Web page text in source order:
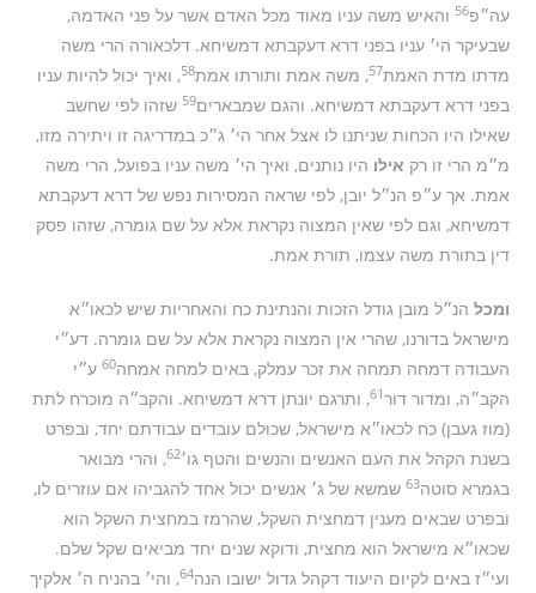
עה״פ56 והאיש משה עניו מאוד מכל האדם אשר על פני האדמה,
שבעיקר הי׳ עניו בפני דרא דעקבתא דמשיחא. דלכאורה הרי משה
מדתו מדת האמת57, משה אמת ותורתו אמת58, ואיך יכול להיות עניו
בפני דרא דעקבתא דמשיחא. והגם שמבארים59 שזהו לפי שחשב
שאילו היו הכחות שניתנו לו אצל אחר הי׳ ג״כ במדריגה זו ויתירה מזו,
מ״מ הרי זו רק אילו היו נותנים, ואיך הי׳ משה עניו בפועל, הרי משה
אמת. אך ע״פ הנ״ל יובן, לפי שראה המסירות נפש של דרא דעקבתא
דמשיחא, וגם לפי שאין המצוה נקראת אלא על שם גומרה, שזהו פסק
דין בתורת משה עצמו, תורת אמת.
ומכל הנ״ל מובן גודל הזכות והנתינת כח והאחריות שיש לכאו״א
מישראל בדורנו, שהרי אין המצוה נקראת אלא על שם גומרה. דע״י
העבודה דמחה תמחה את זכר עמלק, באים למחה אמחה60 ע״י
הקב״ה, ומדור דור61, ותרגם יונתן דרא דמשיחא. והקב״ה מוכרח לתת
(מוז געבן) כח לכאו״א מישראל, שכולם עובדים עבודתם יחד, ובפרט
בשנת הקהל את העם האנשים והנשים והטף גו׳62, והרי מבואר
בגמרא סוטה63 שמשא של ג׳ אנשים יכול אחד להגביהו אם עוזרים לו,
ובפרט שבאים מענין דמחצית השקל, שהרמז במחצית השקל הוא
שכאו״א מישראל הוא מחצית, ודוקא שנים יחד מביאים שקל שלם.
ועי״ז באים לקיום היעוד דקהל גדול ישובו הנה64, והי׳ בהניח ה׳ אלקיך